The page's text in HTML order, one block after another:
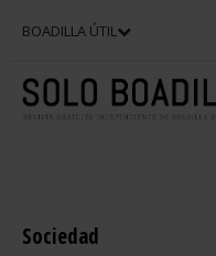
BOADILLA ÚTIL
Sociedad